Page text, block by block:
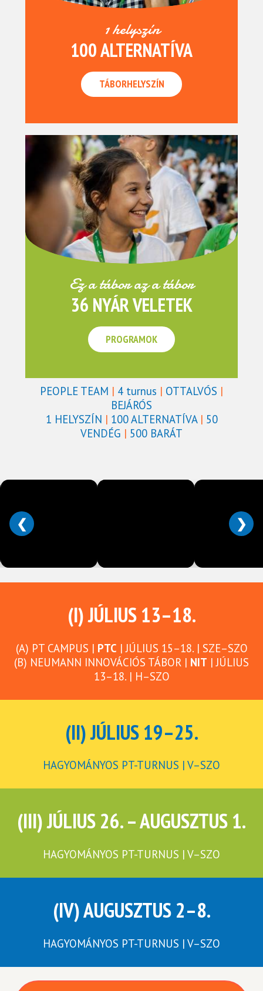
1 helyszín
100 ALTERNATÍVA
TÁBORHELYSZÍN
Ez a tábor az a tábor
36 NYÁR VELETEK
PROGRAMOK
PEOPLE TEAM | 4 turnus | OTTALVÓS |
BEJÁRÓS
1 HELYSZÍN | 100 ALTERNATÍVA| 50
VENDÉG | 500 BARÁT
❮ ❯
(I) JÚLIUS 13–18.
(A) PT CAMPUS | PTC | JÚLIUS 15–18. | SZE–SZO
(B) NEUMANN INNOVÁCIÓS TÁBOR | NIT | JÚLIUS
13–18. | H–SZO
(II) JÚLIUS 19–25.
HAGYOMÁNYOS PT-TURNUS | V–SZO
(III) JÚLIUS 26. – AUGUSZTUS 1.
HAGYOMÁNYOS PT-TURNUS | V–SZO
(IV) AUGUSZTUS 2–8.
HAGYOMÁNYOS PT-TURNUS | V–SZO